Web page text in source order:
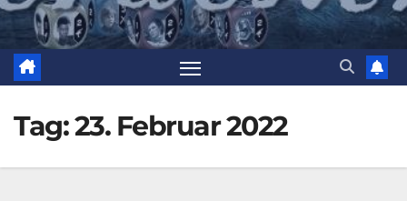
Tag:23. Februar 2022